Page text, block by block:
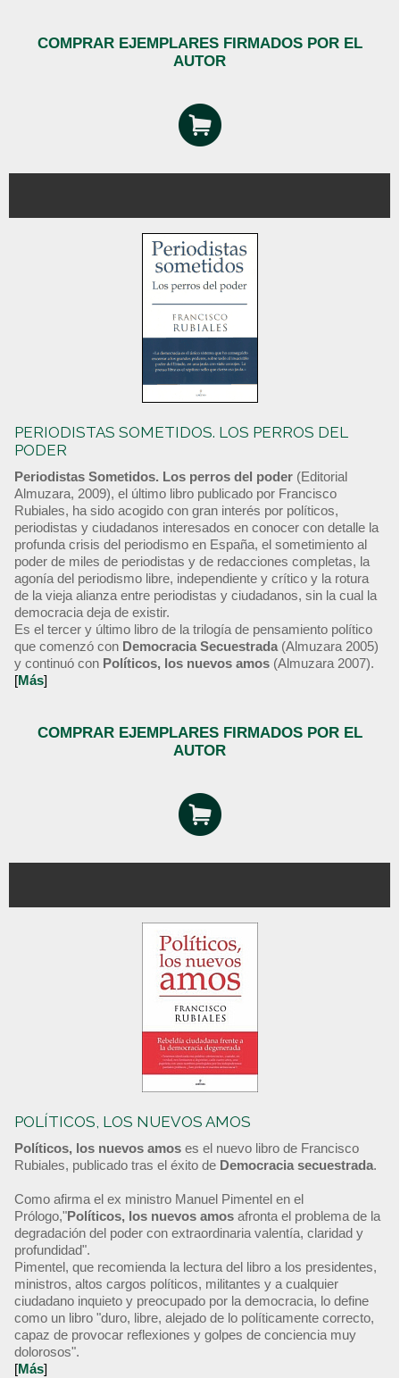
COMPRAR EJEMPLARES FIRMADOS POR EL
AUTOR
PERIODISTAS SOMETIDOS. LOS PERROS DEL
PODER
Periodistas Sometidos. Los perros del poder (Editorial
Almuzara, 2009), el último libro publicado por Francisco
Rubiales, ha sido acogido con gran interés por políticos,
periodistas y ciudadanos interesados en conocer con detalle la
profunda crisis del periodismo en España, el sometimiento al
poder de miles de periodistas y de redacciones completas, la
agonía del periodismo libre, independiente y crítico y la rotura
de la vieja alianza entre periodistas y ciudadanos, sin la cual la
democracia deja de existir.
Es el tercer y último libro de la trilogía de pensamiento político
que comenzó con Democracia Secuestrada (Almuzara 2005)
y continuó con Políticos, los nuevos amos (Almuzara 2007).
[Más]
COMPRAR EJEMPLARES FIRMADOS POR EL
AUTOR
POLÍTICOS, LOS NUEVOS AMOS
Políticos, los nuevos amos es el nuevo libro de Francisco
Rubiales, publicado tras el éxito de Democracia secuestrada.
Como afirma el ex ministro Manuel Pimentel en el
Prólogo,"Políticos, los nuevos amos afronta el problema de la
degradación del poder con extraordinaria valentía, claridad y
profundidad".
Pimentel, que recomienda la lectura del libro a los presidentes,
ministros, altos cargos políticos, militantes y a cualquier
ciudadano inquieto y preocupado por la democracia, lo define
como un libro "duro, libre, alejado de lo políticamente correcto,
capaz de provocar reflexiones y golpes de conciencia muy
dolorosos".
[Más]